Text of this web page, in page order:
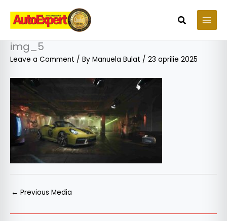
content
Search
img_5
Leave a Comment / By Manuela Bulat / 23 aprilie 2025
← Previous Media